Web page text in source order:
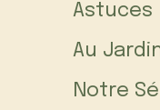
Astuces
Au
Notre